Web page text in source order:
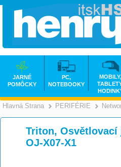
Hlavná Strana PERIFÉRIE
Triton, Osvětlovací
OJ-X07-X1
JARNÉ
POMÔCKY
PC,
NOTEBOOKY
MOBILY,